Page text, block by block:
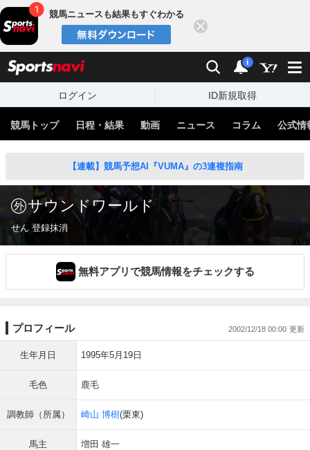
競馬ニュースも結果もすぐわかる
検索 通知
i
ログイン ID新規取得
競馬トップ 日程・結果 動画 ニュース コラム 公式情
【連載】競馬予想AI『VUMA』の3連複指南
サウンドワールド
せん 登録抹消
無料アプリで競馬情報をチェックする
プロフィール 2002/12/18 00:00
生年月日 1995年5月19日
毛色 鹿毛
調教師（所属） 崎山 博樹(栗東)
馬主 増田 雄一